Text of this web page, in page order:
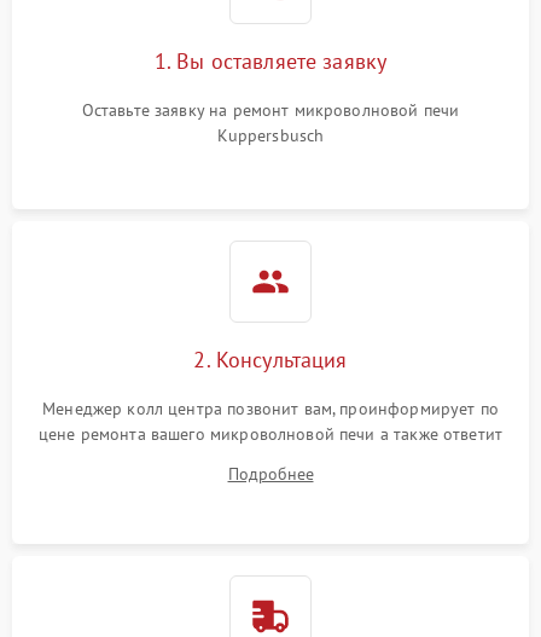
2400 ₽ Подробнее →
2000 ₽
1. Вы оставляете заявку
Оставьте заявку на ремонт микроволновой печи
Kuppersbusch
2. Консультация
Менеджер колл центра позвонит вам, проинформирует по
цене ремонта вашего микроволновой печи а также ответит
Подробнее